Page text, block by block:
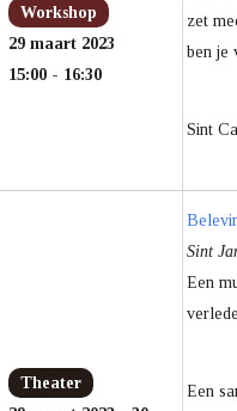
Workshop
29 maart 2023
15:00 - 16:30
zet
ben je
Sint
Theater
Sint
Een
Een